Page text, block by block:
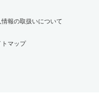
情報の取扱いについて
トマップ